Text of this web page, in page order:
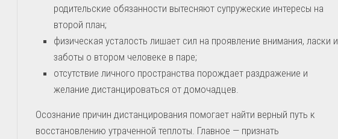
родительские обязанности вытесняют супружеские интересы на
второй план;
физическая усталость лишает сил на проявление внимания, ласки и
заботы о втором человеке в паре;
отсутствие личного пространства порождает раздражение и
желание дистанцироваться от домочадцев.
Осознание причин дистанцирования помогает найти верный путь к
восстановлению утраченной теплоты. Главное — признать